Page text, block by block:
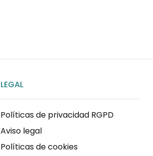
LEGAL
Políticas de privacidad RGPD
Aviso legal
Políticas de cookies